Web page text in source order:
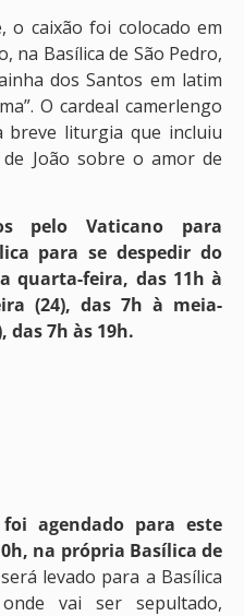
o caixão foi colocado em
na Basílica de São Pedro,
dos Santos em latim
O cardeal camerlengo
breve liturgia que incluiu
João sobre o amor de
pelo Vaticano para
para se despedir do
quarta-feira, das 11h à
(24), das 7h à meia-
das 7h às 19h.
agendado para este
na própria Basílica de
levado para a Basílica
vai ser sepultado,